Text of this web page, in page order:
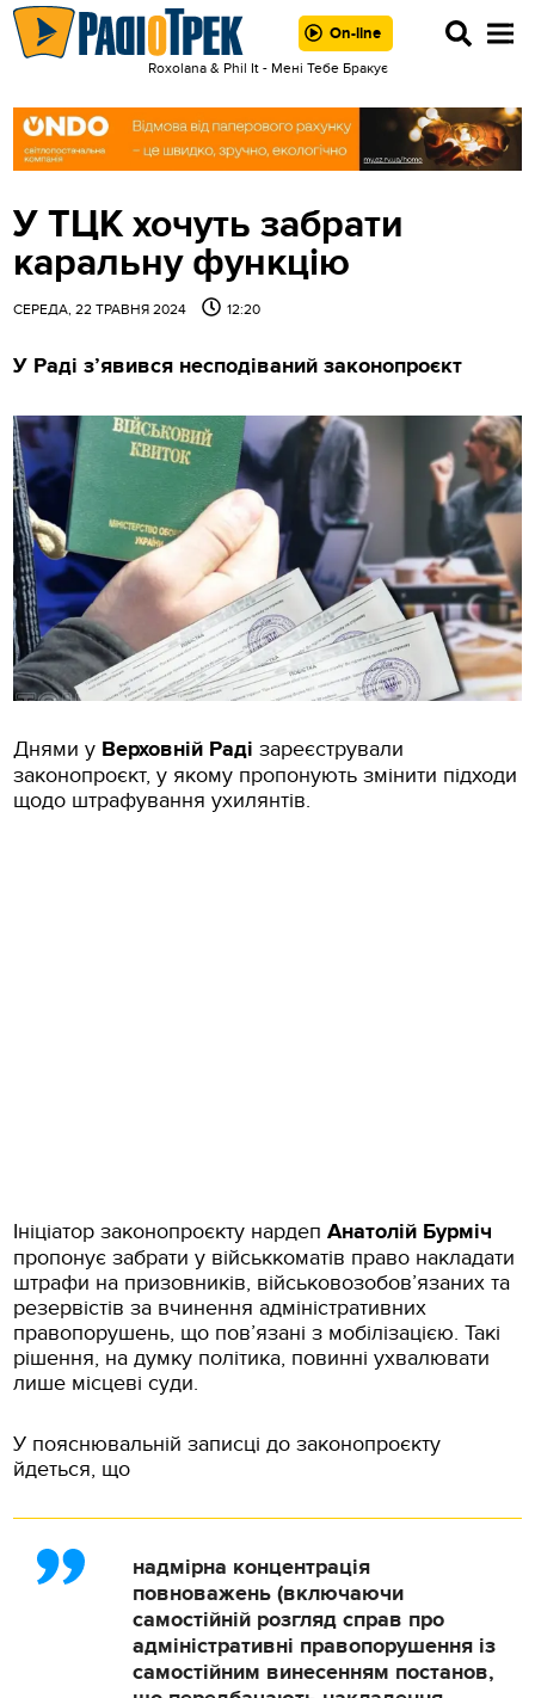
On-line
Roxolana & Phil It - Мені Тебе Бракує
У ТЦК хочуть забрати
каральну функцію
СЕРЕДА, 22 ТРАВНЯ 2024 12:20
У Раді з’явився несподіваний законопроєкт
Днями у Верховній Радізареєстрували
законопроєкт, у якому пропонують змінити підходи
щодо штрафування ухилянтів.
Ініціатор законопроєкту нардеп Анатолій Бурміч
пропонує забрати у військкоматів право накладати
штрафи на призовників, військовозобов’язаних та
резервістів за вчинення адміністративних
правопорушень, що пов’язані з мобілізацією. Такі
рішення, на думку політика, повинні ухвалювати
лише місцеві суди.
У пояснювальній записці до законопроєкту
йдеться, що
надмірна концентрація
повноважень (включаючи
самостійній розгляд справ про
адміністративні правопорушення із
самостійним винесенням постанов,